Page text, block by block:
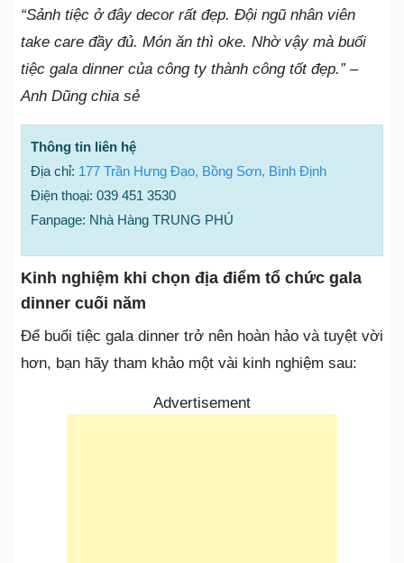
“Sảnh tiệc ở đây decor rất đẹp. Đội ngũ nhân viên
take care đầy đủ. Món ăn thì oke. Nhờ vậy mà buổi
tiệc gala dinner của công ty thành công tốt đẹp.” –
Anh Dũng chia sẻ
Thông tin liên hệ
Địa chỉ: 177 Trần Hưng Đạo, Bồng Sơn, Bình Định
Điện thoại: 039 451 3530
Fanpage: Nhà Hàng TRUNG PHÚ
Kinh nghiệm khi chọn địa điểm tổ chức gala
dinner cuối năm
Để buổi tiệc gala dinner trở nên hoàn hảo và tuyệt vời
hơn, bạn hãy tham khảo một vài kinh nghiệm sau:
Advertisement